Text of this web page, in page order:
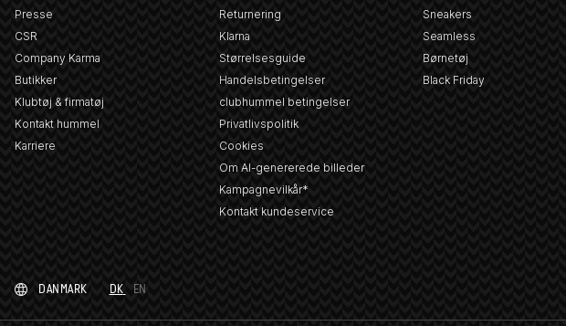
Presse
CSR
Company Karma
Butikker
Klubtøj & firmatøj
Kontakt hummel
Karriere
Returnering
Klarna
Størrelsesguide
Handelsbetingelser
clubhummel betingelser
Privatlivspolitik
Cookies
Om AI-genererede billeder
Kampagnevilkår*
Kontakt kundeservice
Sneakers
Seamless
Børnetøj
Black Friday
DANMARK DK EN